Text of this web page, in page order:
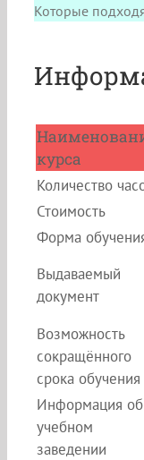
Которые
курса
Количество
Стоимость
Форма
Выдаваемый
документ
Возможность
сокращённого
срока обучения
Информация об
учебном
заведении